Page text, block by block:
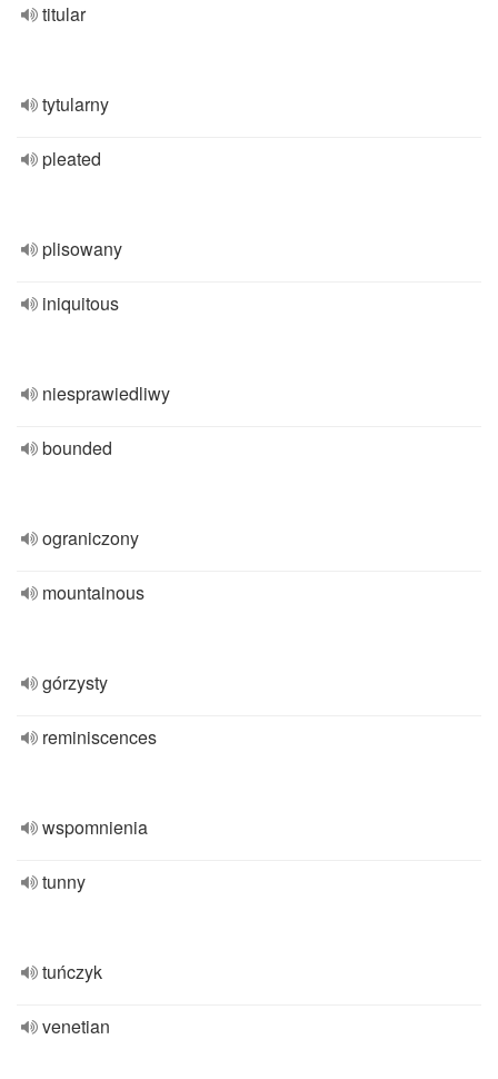
titular
tytularny
pleated
plisowany
iniquitous
niesprawiedliwy
bounded
ograniczony
mountainous
górzysty
reminiscences
wspomnienia
tunny
tuńczyk
venetian